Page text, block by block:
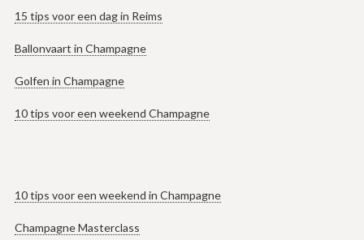
15 tips voor een dag in Reims
Ballonvaart in Champagne
Golfen in Champagne
10 tips voor een weekend Champagne
10 tips voor een weekend in Champagne
Champagne Masterclass